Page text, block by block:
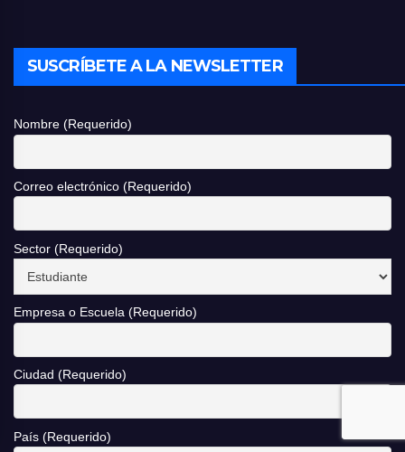
SUSCRÍBETE A LA NEWSLETTER
Nombre (Requerido)
Correo electrónico (Requerido)
Sector (Requerido)
Empresa o Escuela (Requerido)
Ciudad (Requerido)
País (Requerido)